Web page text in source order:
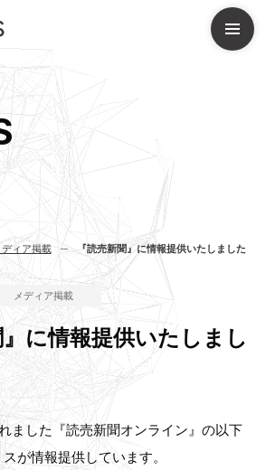
ディア掲載 『読売新聞』に情報提供いたしました
メディア掲載
』に情報提供いたしまし
ました『読売新聞オンライン』の以下
が情報提供しています。